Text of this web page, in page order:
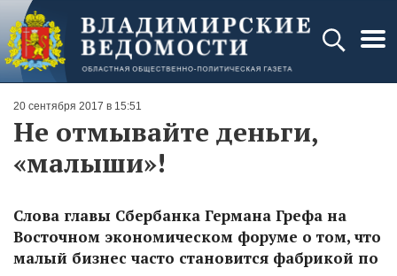
20 сентября 2017 в 15:51
Не отмывайте деньги,
«малыши»!
Слова главы Сбербанка Германа Грефа на
Восточном экономическом форуме о том, что
малый бизнес часто становится фабрикой по